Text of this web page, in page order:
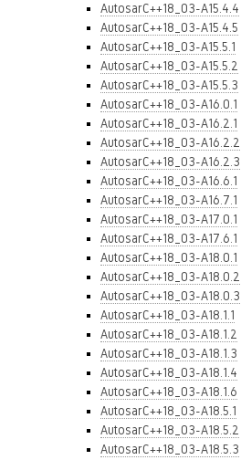
AutosarC++18_03-A15.4.4
AutosarC++18_03-A15.4.5
AutosarC++18_03-A15.5.1
AutosarC++18_03-A15.5.2
AutosarC++18_03-A15.5.3
AutosarC++18_03-A16.0.1
AutosarC++18_03-A16.2.1
AutosarC++18_03-A16.2.2
AutosarC++18_03-A16.2.3
AutosarC++18_03-A16.6.1
AutosarC++18_03-A16.7.1
AutosarC++18_03-A17.0.1
AutosarC++18_03-A17.6.1
AutosarC++18_03-A18.0.1
AutosarC++18_03-A18.0.2
AutosarC++18_03-A18.0.3
AutosarC++18_03-A18.1.1
AutosarC++18_03-A18.1.2
AutosarC++18_03-A18.1.3
AutosarC++18_03-A18.1.4
AutosarC++18_03-A18.1.6
AutosarC++18_03-A18.5.1
AutosarC++18_03-A18.5.2
AutosarC++18_03-A18.5.3